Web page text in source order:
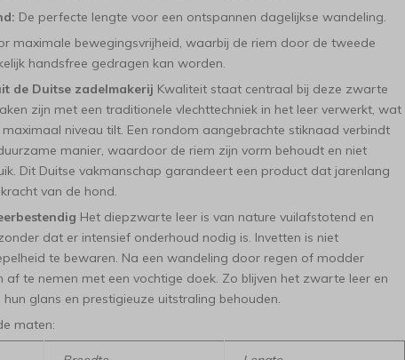
De perfecte lengte voor een ontspannen dagelijkse wandeling.
maximale bewegingsvrijheid, waarbij de riem door de tweede
handsfree gedragen kan worden.
de Duitse zadelmakerij Kwaliteit staat centraal bij deze zwarte
zijn met een traditionele vlechttechniek in het leer verwerkt, wat
niveau tilt. Een rondom aangebrachte stiknaad verbindt
manier, waardoor de riem zijn vorm behoudt en niet
Dit Duitse vakmanschap garandeert een product dat jarenlang
van de hond.
Het diepzwarte leer is van nature vuilafstotend en
dat er intensief onderhoud nodig is. Invetten is niet
te bewaren. Na een wandeling door regen of modder
te nemen met een vochtige doek. Zo blijven het zwarte leer en
glans en prestigieuze uitstraling behouden.
maten: